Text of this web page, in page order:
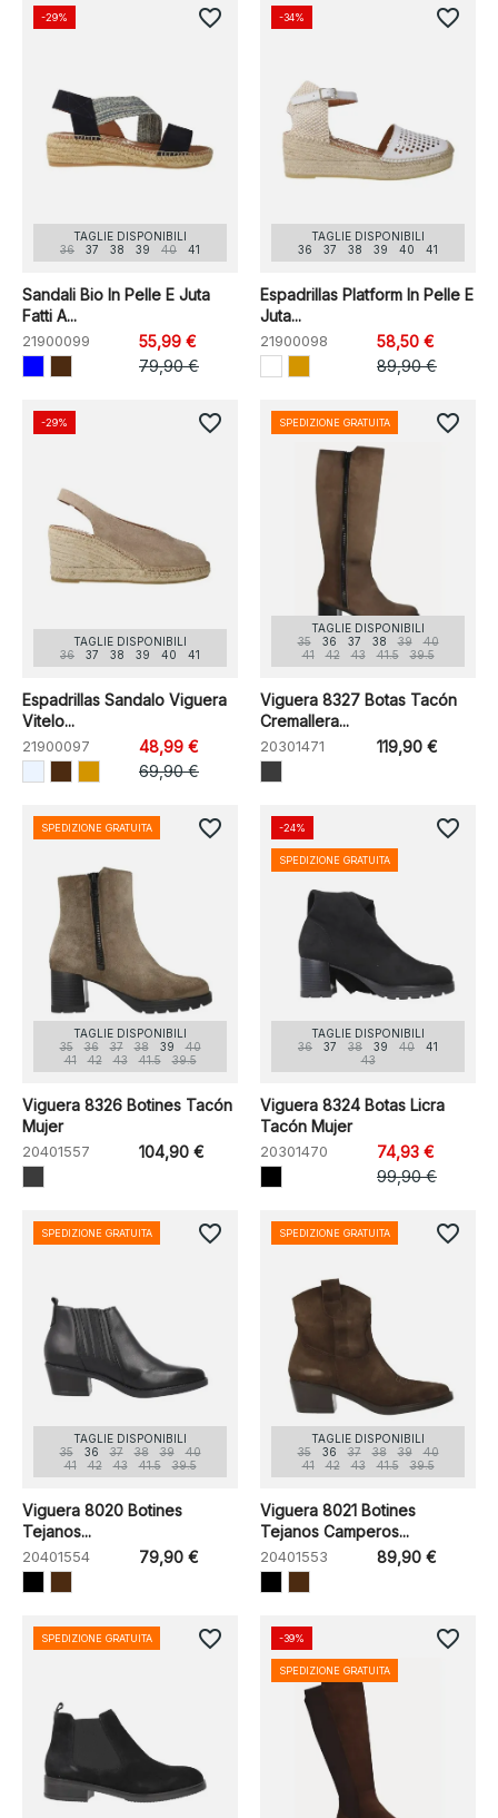
TAGLIE DISPONIBILI
36
37 38 39 40 41
Sandali Bio In Pelle E Juta
Fatti A...
21900099
55,99 €
79,90 €
-29% favorite_border
TAGLIE DISPONIBILI
36
37 38 39 40 41
Espadrillas Platform In Pelle E
Juta...
21900098
58,50 €
89,90 €
-34% favorite_border
TAGLIE DISPONIBILI
36
37 38 39 40 41
Espadrillas Sandalo Viguera
Vitelo...
21900097
48,99 €
69,90 €
-29% favorite_border
TAGLIE DISPONIBILI
35
36 37 38 39
40
41
42 43 41.5 39.5
Viguera 8327 Botas Tacón
Cremallera...
20301471 119,90 €
SPEDIZIONE GRATUITA favorite_border
TAGLIE DISPONIBILI
35
36 37 38 39
40
41
42 43 41.5 39.5
Viguera 8326 Botines Tacón
Mujer
20401557 104,90 €
SPEDIZIONE GRATUITA favorite_border
TAGLIE DISPONIBILI
36
37 38 39 40
41
43
Viguera 8324 Botas Licra
Tacón Mujer
20301470
74,93 €
99,90 €
-24%
SPEDIZIONE GRATUITA
favorite_border
TAGLIE DISPONIBILI
35
36 37 38 39
40
41
42 43 41.5 39.5
Viguera 8020 Botines
Tejanos...
20401554 79,90 €
SPEDIZIONE GRATUITA favorite_border
TAGLIE DISPONIBILI
35
36 37 38 39
40
41
42 43 41.5 39.5
Viguera 8021 Botines
Tejanos Camperos...
20401553 89,90 €
SPEDIZIONE GRATUITA favorite_border
SPEDIZIONE GRATUITA favorite_border -39%
SPEDIZIONE GRATUITA
favorite_border